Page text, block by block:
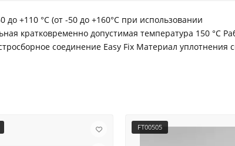
до +110 °С (от -50 до +160°С при использовании
кратковременно допустимая температура 150 °С
соединение Easy Fix Материал уплотнения
FT00505